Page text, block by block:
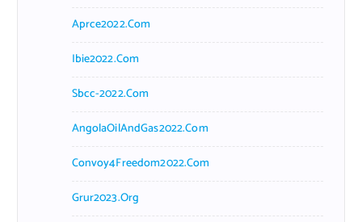
Aprce2022.com
Ibie2022.com
Sbcc-2022.com
AngolaOilAndGas2022.com
Convoy4Freedom2022.com
Grur2023.org